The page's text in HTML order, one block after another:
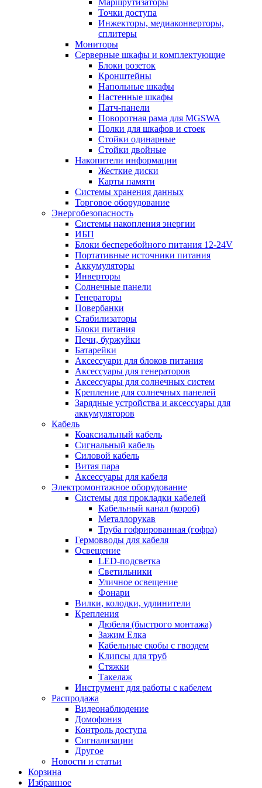
Маршрутизаторы
Точки доступа
Инжекторы, медиаконверторы,
сплитеры
Мониторы
Серверные шкафы и комплектующие
Блоки розеток
Кронштейны
Напольные шкафы
Настенные шкафы
Патч-панели
Поворотная рама для MGSWA
Полки для шкафов и стоек
Стойки одинарные
Стойки двойные
Накопители информации
Жесткие диски
Карты памяти
Системы хранения данных
Торговое оборудование
Энергобезопасность
Системы накопления энергии
ИБП
Блоки бесперебойного питания 12-24V
Портативные источники питания
Аккумуляторы
Инверторы
Солнечные панели
Генераторы
Повербанки
Стабилизаторы
Блоки питания
Печи, буржуйки
Батарейки
Аксессуари для блоков питания
Аксессуары для генераторов
Аксессуары для солнечных систем
Крепление для солнечных панелей
Зарядные устройства и аксессуары для
аккумуляторов
Кабель
Коаксиальный кабель
Сигнальный кабель
Силовой кабель
Витая пара
Аксессуары для кабеля
Электромонтажное оборудование
Системы для прокладки кабелей
Кабельный канал (короб)
Металлорукав
Труба гофрированная (гофра)
Гермовводы для кабеля
Освещение
LED-подсветка
Светильники
Уличное освещение
Фонари
Вилки, колодки, удлинители
Крепления
Дюбеля (быстрого монтажа)
Зажим Елка
Кабельные скобы с гвоздем
Клипсы для труб
Стяжки
Такелаж
Инструмент для работы с кабелем
Распродажа
Видеонаблюдение
Домофония
Контроль доступа
Сигнализации
Другое
Новости и статьи
Корзина
Избранное